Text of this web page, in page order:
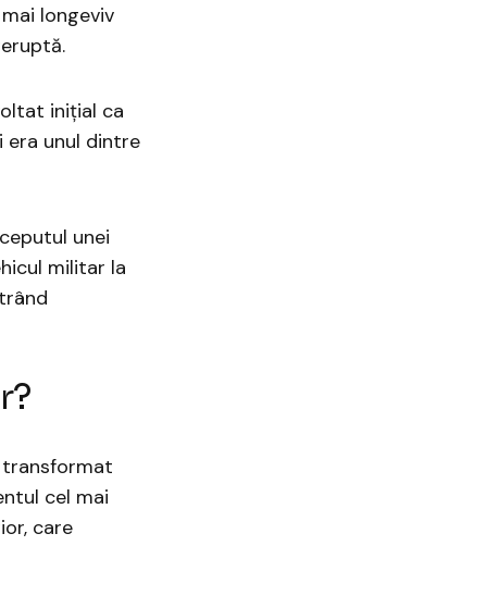
longeviv
inițial ca
era unul dintre
unei
militar la
transformat
cel mai
care